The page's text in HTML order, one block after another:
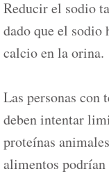
Reducir el sodio
dado que el sodio
calcio en la orina.
Las personas con
deben intentar
proteínas
alimentos